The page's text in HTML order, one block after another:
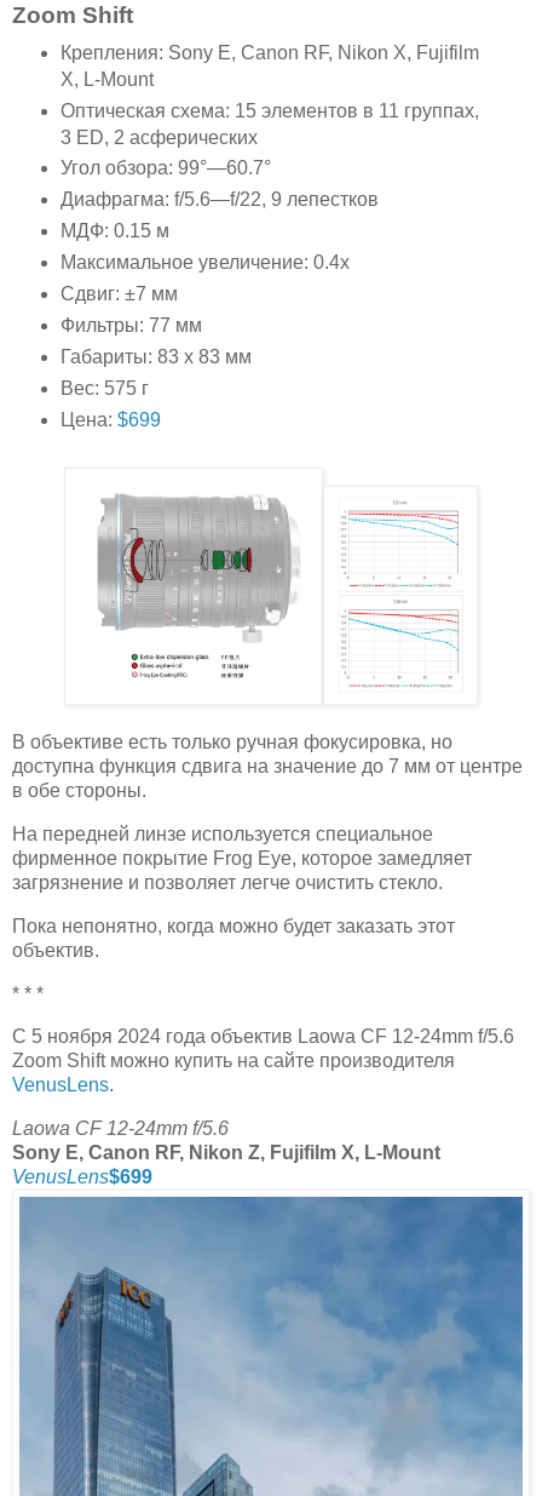
Zoom Shift
Крепления: Sony E, Canon RF, Nikon X, Fujifilm
X, L-Mount
Оптическая схема: 15 элементов в 11 группах,
3 ED, 2 асферических
Угол обзора: 99°—60.7°
Диафрагма: f/5.6—f/22, 9 лепестков
МДФ: 0.15 м
Максимальное увеличение: 0.4x
Сдвиг: ±7 мм
Фильтры: 77 мм
Габариты: 83 x 83 мм
Вес: 575 г
Цена: $699
В объективе есть только ручная фокусировка, но
доступна функция сдвига на значение до 7 мм от центре
в обе стороны.
На передней линзе используется специальное
фирменное покрытие Frog Eye, которое замедляет
загрязнение и позволяет легче очистить стекло.
Пока непонятно, когда можно будет заказать этот
объектив.
* * *
С 5 ноября 2024 года объектив Laowa CF 12-24mm f/5.6
Zoom Shift можно купить на сайте производителя
VenusLens.
Laowa CF 12-24mm f/5.6
Sony E, Canon RF, Nikon Z, Fujifilm X, L-Mount
VenusLens$699